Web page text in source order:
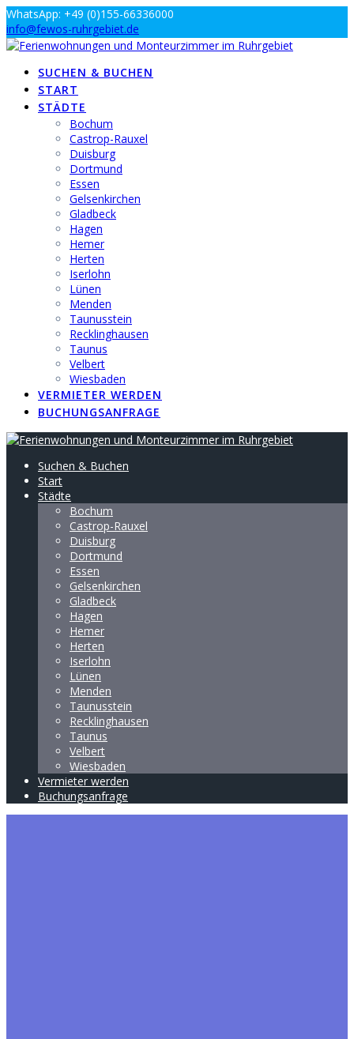
Zum
Inhalt
springen
WhatsApp: +49 (0)155-66336000
info@fewos-ruhrgebiet.de
SUCHEN & BUCHEN
START
STÄDTE
Bochum
Castrop-Rauxel
Duisburg
Dortmund
Essen
Gelsenkirchen
Gladbeck
Hagen
Hemer
Herten
Iserlohn
Lünen
Menden
Taunusstein
Recklinghausen
Taunus
Velbert
Wiesbaden
VERMIETER WERDEN
BUCHUNGSANFRAGE
Suchen & Buchen
Start
Städte
Bochum
Castrop-Rauxel
Duisburg
Dortmund
Essen
Gelsenkirchen
Gladbeck
Hagen
Hemer
Herten
Iserlohn
Lünen
Menden
Taunusstein
Recklinghausen
Taunus
Velbert
Wiesbaden
Vermieter werden
Buchungsanfrage